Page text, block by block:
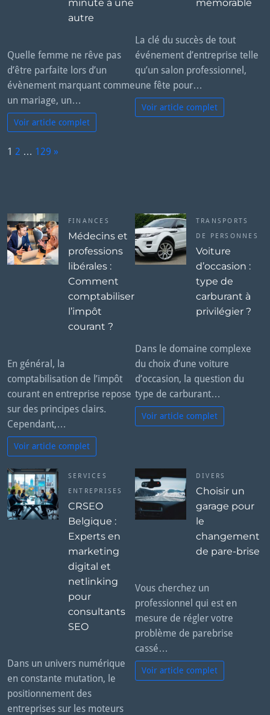
minute à une
autre
Quelle femme ne rêve pas
d’être parfaite lors d’un
évènement marquant comme
un mariage, un…
Voir article complet
mémorable
La clé du succès de tout
événement d’entreprise telle
qu’un salon professionnel,
une fête pour…
Voir article complet
P
1 2 … 129
t
»
FINANCES
Médecins et
professions
libérales :
Comment
comptabiliser
l’impôt
courant ?
En général, la
comptabilisation de l’impôt
courant en entreprise repose
sur des principes clairs.
Cependant,…
Voir article complet
TRANSPORTS
DE PERSONNES
Voiture
d’occasion :
type de
carburant à
privilégier ?
Dans le domaine complexe
du choix d’une voiture
d’occasion, la question du
type de carburant…
Voir article complet
SERVICES
ENTREPRISES
CRSEO
Belgique :
Experts en
marketing
digital et
netlinking
pour
consultants
SEO
Dans un univers numérique
en constante mutation, le
positionnement des
entreprises sur les moteurs
DIVERS
Choisir un
garage pour
le
changement
de pare-brise
Vous cherchez un
professionnel qui est en
mesure de régler votre
problème de parebrise
cassé…
Voir article complet